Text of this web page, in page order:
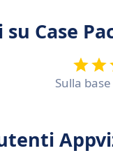
Case
Sulla